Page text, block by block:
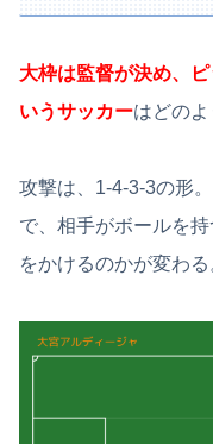
大枠は監督が決め、
いうサッカーはどのよ
攻撃は、1-4-3-3の形
で、相手がボールを
をかけるのかが変わる